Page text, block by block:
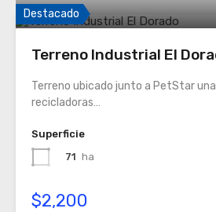
Destacado
Terreno Industrial El
Terreno ubicado junto a PetStar
recicladoras…
Superficie
71 ha
$2,200